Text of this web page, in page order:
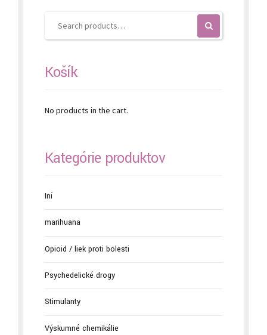
Košík
No products in the cart.
Kategórie produktov
Iní
marihuana
Opioid / liek proti bolesti
Psychedelické drogy
Stimulanty
Výskumné chemikálie